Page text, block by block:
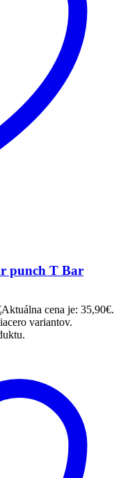
punch T Bar
Aktuálna cena je: 35,90€.
variantov.